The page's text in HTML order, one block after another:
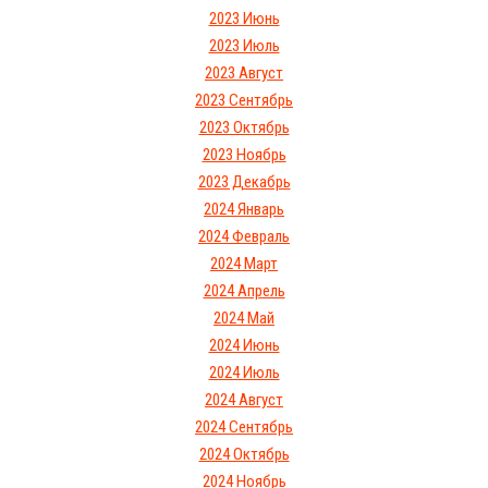
2023 Июнь
2023 Июль
2023 Август
2023 Сентябрь
2023 Октябрь
2023 Ноябрь
2023 Декабрь
2024 Январь
2024 Февраль
2024 Март
2024 Апрель
2024 Май
2024 Июнь
2024 Июль
2024 Август
2024 Сентябрь
2024 Октябрь
2024 Ноябрь